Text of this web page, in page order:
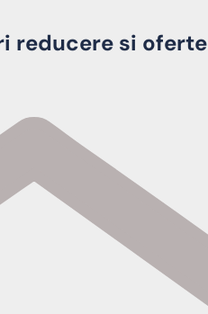
reducere si oferte